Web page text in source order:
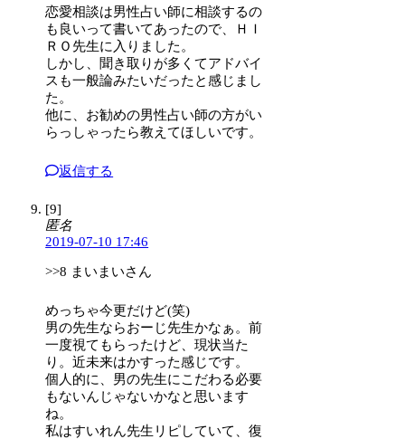
恋愛相談は男性占い師に相談するの
も良いって書いてあったので、ＨＩ
ＲＯ先生に入りました。
しかし、聞き取りが多くてアドバイ
スも一般論みたいだったと感じまし
た。
他に、お勧めの男性占い師の方がい
らっしゃったら教えてほしいです。
返信する
[9]
匿名
2019-07-10 17:46
>>8 まいまいさん
めっちゃ今更だけど(笑)
男の先生ならおーじ先生かなぁ。前
一度視てもらったけど、現状当た
り。近未来はかすった感じです。
個人的に、男の先生にこだわる必要
もないんじゃないかなと思います
ね。
私はすいれん先生リピしていて、復